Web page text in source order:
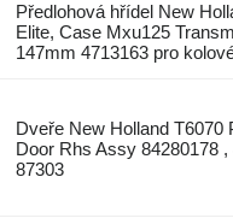
Předlohová hřídel New
Elite, Case Mxu125
147mm 4713163 pro
Dveře New Holland T6070
Door Rhs Assy 84280178 ,
87303